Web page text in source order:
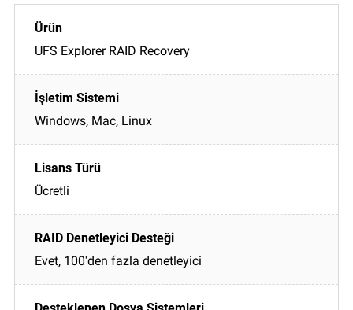
UFS Explorer RAID Recovery
Windows, Mac, Linux
Ücretli
Evet, 100'den fazla denetleyici